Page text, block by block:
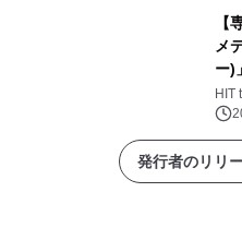
【
メ
ー)
ン
HIT
発行者のリリ